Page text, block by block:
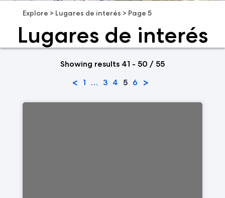
Explore > Lugares de interés > Page 5
Lugares de interés
Showing results 41 - 50 / 55
< 1 … 3 4 5 6 >